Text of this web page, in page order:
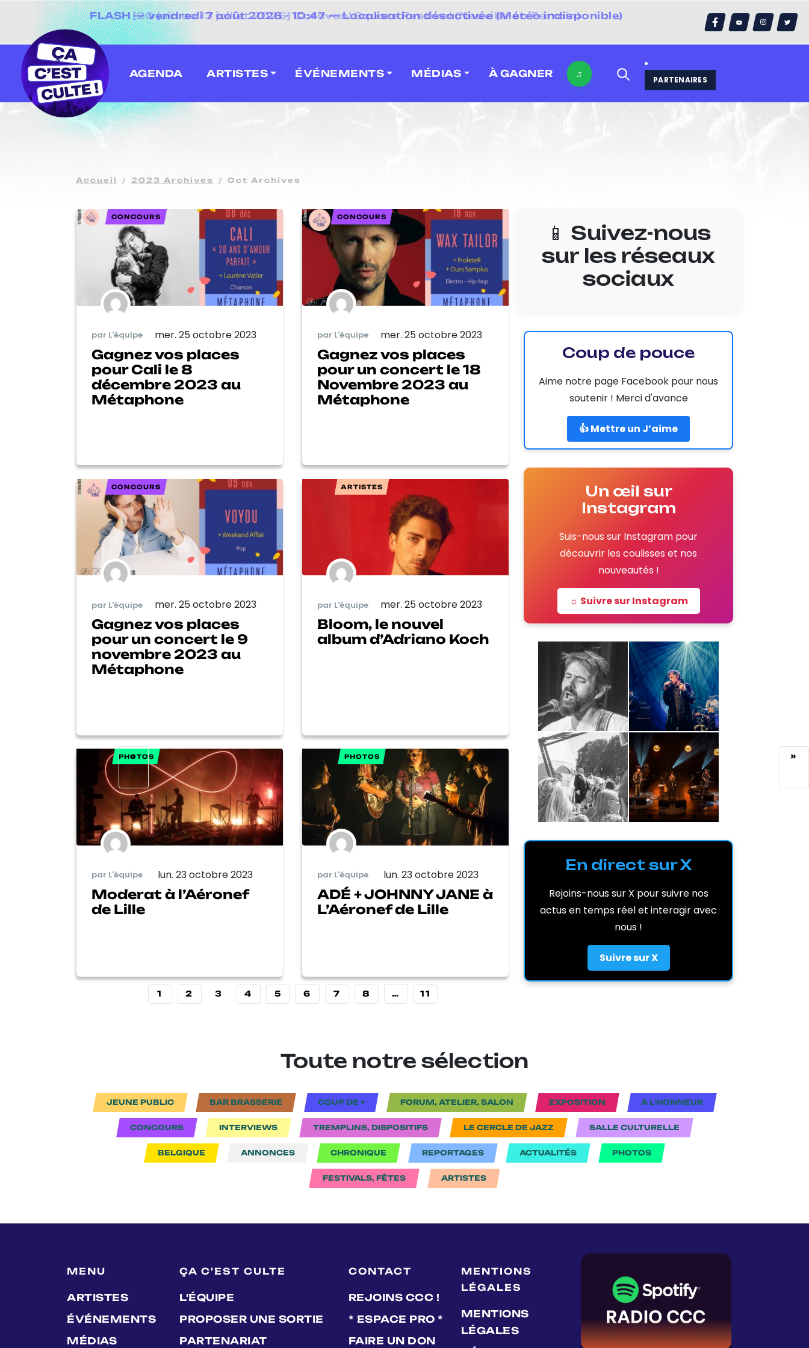
[20 juin au 13 juillet 2026] Caravan' Square Festival (Neuville-en-Ferrain)
AGENDA ARTISTES ÉVÉNEMENTS MÉDIAS À GAGNER ♫
PARTENAIRES
Accueil 2023 Archives Oct Archives
CONCOURS
par L'équipe mer. 25 octobre 2023
Gagnez vos places
pour Cali le 8
décembre 2023 au
Métaphone
CONCOURS
par L'équipe mer. 25 octobre 2023
Gagnez vos places
pour un concert le 18
Novembre 2023 au
Métaphone
CONCOURS
par L'équipe mer. 25 octobre 2023
Gagnez vos places
pour un concert le 9
novembre 2023 au
Métaphone
ARTISTES
par L'équipe mer. 25 octobre 2023
Bloom, le nouvel
album d’Adriano Koch
PHOTOS
par L'équipe lun. 23 octobre 2023
Moderat à l’Aéronef
de Lille
PHOTOS
par L'équipe lun. 23 octobre 2023
ADÉ + JOHNNY JANE à
L’Aéronef de Lille
«
1 2 3 4 5 6 7 8 … 11
»
📱 Suivez-nous
sur les réseaux
sociaux
Coup de pouce
Aime notre page Facebook pour nous
soutenir ! Merci d'avance
👍 Mettre un J’aime
Un œil sur
Instagram
Suis-nous sur Instagram pour
découvrir les coulisses et nos
nouveautés !
☼ Suivre sur Instagram
En direct sur X
Rejoins-nous sur X pour suivre nos
actus en temps réel et interagir avec
nous !
Suivre sur X
Toute notre sélection
JEUNE PUBLIC BAR BRASSERIE COUP DE ♥ FORUM, ATELIER, SALON EXPOSITION À L'HONNEUR
CONCOURS INTERVIEWS TREMPLINS, DISPOSITIFS LE CERCLE DE JAZZ SALLE CULTURELLE
BELGIQUE ANNONCES CHRONIQUE REPORTAGES ACTUALITÉS PHOTOS
FESTIVALS, FÊTES ARTISTES
MENU
ARTISTES
ÉVÉNEMENTS
MÉDIAS
ÇA C'EST CULTE
L'ÉQUIPE
PROPOSER UNE SORTIE
PARTENARIAT
CONTACT
REJOINS CCC !
* ESPACE PRO *
FAIRE UN DON
MENTIONS
LÉGALES
MENTIONS
LÉGALES